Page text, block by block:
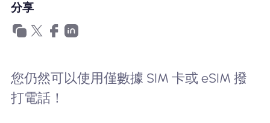
企業用戶
分享
您仍然可以使用僅數據 SIM 卡或 eSIM 撥
打電話！